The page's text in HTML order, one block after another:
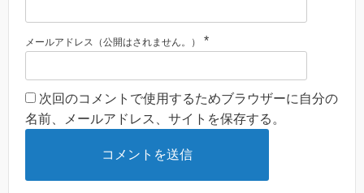
メールアドレス（公開はされません。） *
次回のコメントで使用するためブラウザーに自分の
名前、メールアドレス、サイトを保存する。